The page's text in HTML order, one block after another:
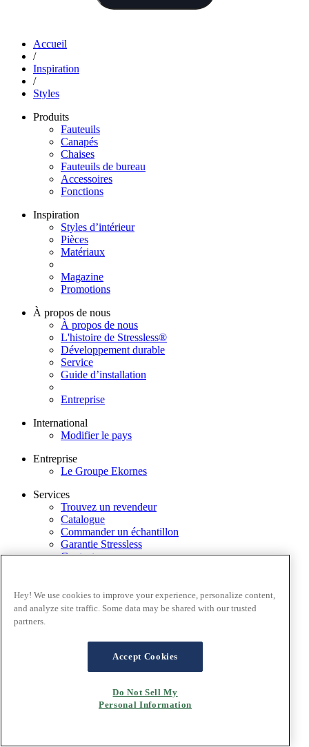
Accueil
/
Inspiration
/
Styles
Produits
Fauteuils
Canapés
Chaises
Fauteuils de bureau
Accessoires
Fonctions
Inspiration
Styles d’intérieur
Pièces
Matériaux
Magazine
Promotions
À propos de nous
À propos de nous
L'histoire de Stressless®
Développement durable
Service
Guide d’installation
Entreprise
International
Modifier le pays
Entreprise
Le Groupe Ekornes
Services
Trouvez un revendeur
Catalogue
Commander un échantillon
Garantie Stressless
Contactez-nous
EkornesMediaPortal
Politique de confidentialité
Hey! We use cookies to improve your experience, personalize content,
and analyze site traffic. Some data may be shared with our trusted
partners.
Accept Cookies
Do Not Sell My
Personal Information